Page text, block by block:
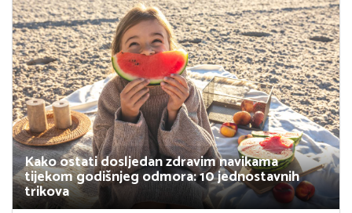
Kako ostati dosljedan zdravim navikama
tijekom godišnjeg odmora: 10 jednostavnih
trikova